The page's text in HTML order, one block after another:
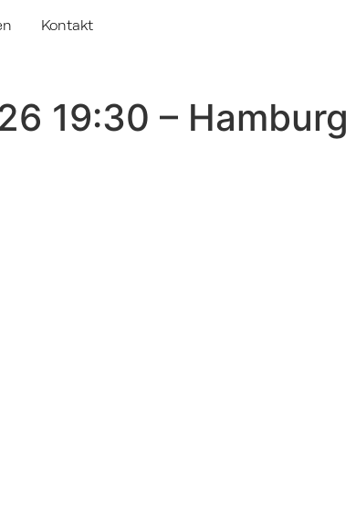
Kontakt
19:30 – Hamburg